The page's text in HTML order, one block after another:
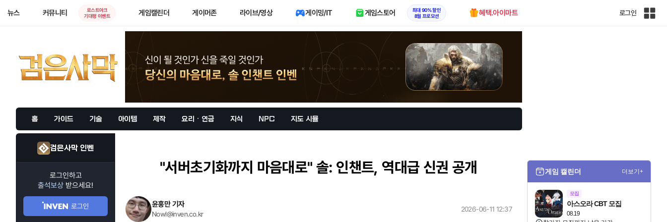
뉴스 커뮤니티
로스트아크
기대평 이벤트
게임캘린더 게이머존 라이브/영상 게이밍/IT 게임스토어
최대 90% 할인
8월 프로모션
혜택.아이마트 로그인
인
홈 가이드 기술 아이템 제작 요리 · 연금 지식 NPC 지도 시뮬
검은사막 인벤
로그인하고
출석보상 받으세요!
로그인
"서버초기화까지 마음대로" 솔: 인챈트, 역대급 신권 공개
윤홍만 기자
Nowl@inven.co.kr
2026-06-11 12:37
게임 캘린더 더보기+
모집
08.19
아스오라 CBT 모집